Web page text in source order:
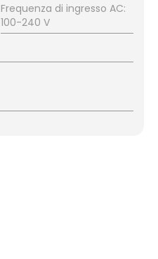
Frequenza di ingresso AC:
100-240 V